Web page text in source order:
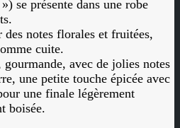
se présente dans une robe
des notes florales et fruitées,
cuite.
avec de jolies notes
une petite touche épicée avec
une finale légèrement
boisée.